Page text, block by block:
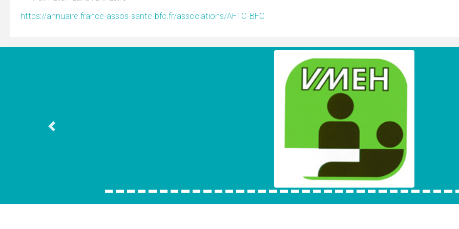
https://annuaire.france-assos-sante-bfc.fr/associations/AFTC-BFC
Association précédente